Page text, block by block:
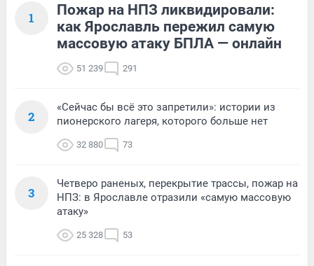
1
Пожар на НПЗ ликвидировали:
как Ярославль пережил самую
массовую атаку БПЛА — онлайн
51 239 291
2
«Сейчас бы всё это запретили»: истории из
пионерского лагеря, которого больше нет
32 880 73
3
Четверо раненых, перекрытие трассы, пожар на
НПЗ: в Ярославле отразили «самую массовую
атаку»
25 328 53